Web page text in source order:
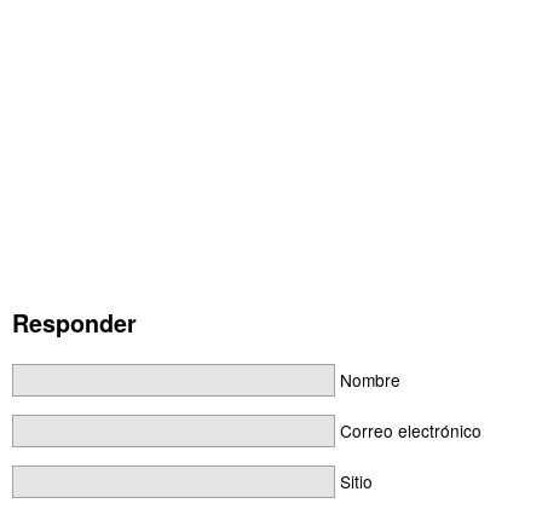
Responder
Nombre
Correo electrónico
Sitio